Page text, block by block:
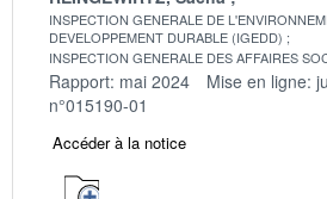
INSPECTION GENERALE DE
DEVELOPPEMENT DURABLE (IGEDD)
INSPECTION GENERALE DES AFFAIRES
Rapport: mai 2024 Mise en ligne:
n°015190-01
Accéder à la notice